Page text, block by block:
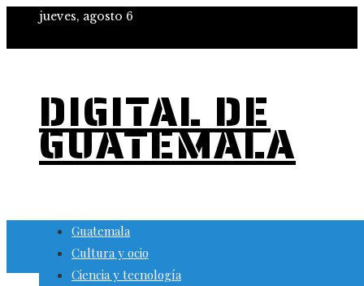
jueves, agosto 6
DIGITAL DE
GUATEMALA
Guatemala
Cultura y ocio
Ciencia y tecnología